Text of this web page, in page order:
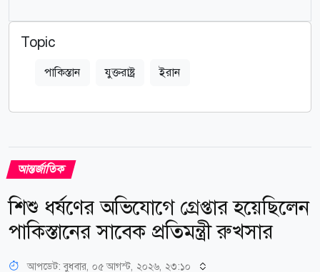
Topic
পাকিস্তান যুক্তরাষ্ট্র ইরান
আন্তর্জাতিক
শিশু ধর্ষণের অভিযোগে গ্রেপ্তার হয়েছিলেন
পাকিস্তানের সাবেক প্রতিমন্ত্রী রুখসার
আপডেট: বুধবার, ০৫ আগস্ট, ২০২৬, ২৩:১০